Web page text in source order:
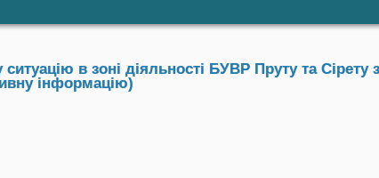
в зоні діяльності БУВР Пруту та Сірету
інформацію)